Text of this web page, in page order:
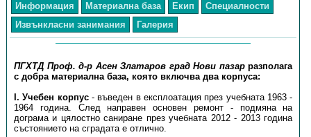
Информация Материална база Екип
Специалности
Извънкласни занимания
Галерия
ПГХТД Проф. д-р Асен Златаров град Нови пазарразполага
с добра материална база, която включва два корпуса:
I. Учебен корпус- въведен в експлоатация през учебната 1963 -
1964 година. След направен основен ремонт - подмяна на
дограма и цялостно саниране през учебната 2012 - 2013 година
състоянието на сградата е отлично.